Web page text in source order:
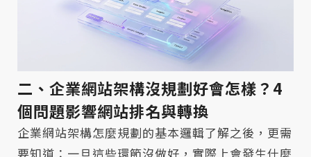
二、企業網站架構沒規劃好會怎樣？4
個問題影響網站排名與轉換
企業網站架構怎麼規劃的基本邏輯了解之後，更需
要知道：一旦這些環節沒做好，實際上會發生什麼